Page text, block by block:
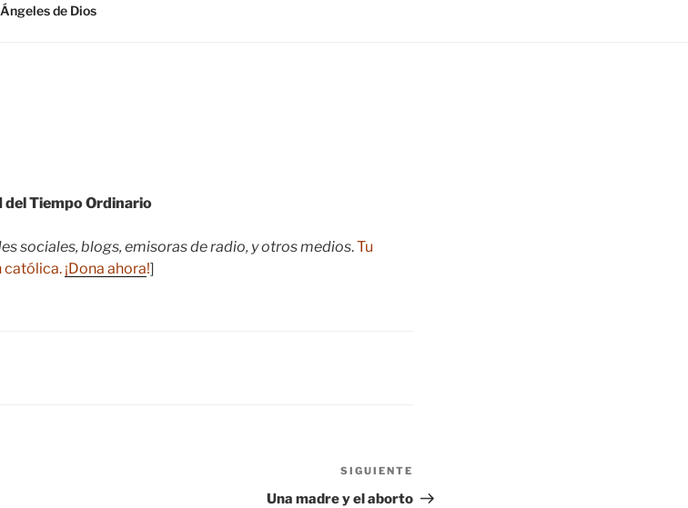
de Dios
del Tiempo Ordinario
sociales, blogs, emisoras de radio, y otros medios.Tu
católica. ¡Dona ahora!]
entrada
SIGUIENTE
Una madre y el aborto